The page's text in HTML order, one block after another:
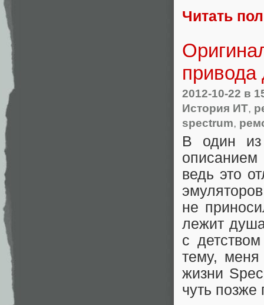
Читать
привода
2012-10-22 в
История ИТ,
spectrum,
В один из
ведь это
не
лежит
с
тему,
жизни
чуть